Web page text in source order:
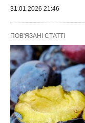
31.01.2026 21:46
ПОВ'ЯЗАНІ СТАТТІ